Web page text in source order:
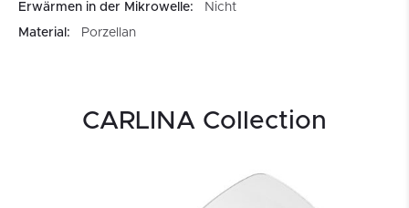
Erwärmen in der Mikrowelle:
Nicht
Material:
Porzellan
CARLINA Collection